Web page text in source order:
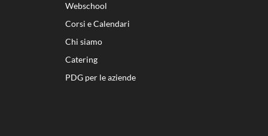
Webschool
Corsi e Calendari
Chi siamo
Catering
PDG per le aziende